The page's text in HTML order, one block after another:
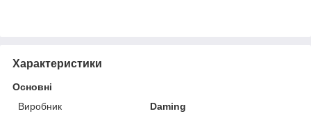
Характеристики
Основні
Виробник
Daming